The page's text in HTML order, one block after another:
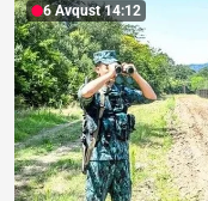
6 Avqust 14:12